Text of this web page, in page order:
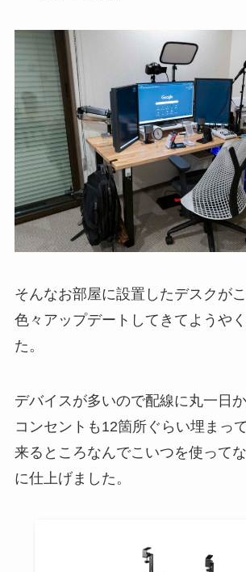
そんなお部屋に設置したデスクが
色々アップデートしてきてようや
た。
デバイスが多いので配線に丸一日か
コンセントも12箇所ぐらい埋まっ
来るところなんでこいつを使って
に仕上げました。